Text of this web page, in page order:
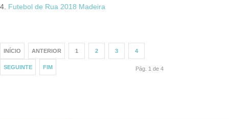
Futebol de Rua 2018 Madeira
INÍCIO ANTERIOR 1 2 3 4
SEGUINTE FIM Pág. 1 de 4